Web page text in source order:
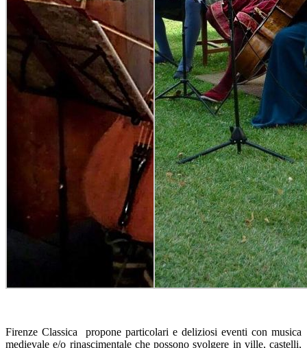
Firenze Classica propone particolari e deliziosi eventi con musica
medievale e/o rinascimentale che possono svolgere in ville, castelli,